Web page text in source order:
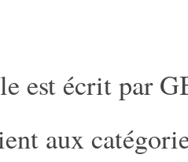
est écrit par
aux